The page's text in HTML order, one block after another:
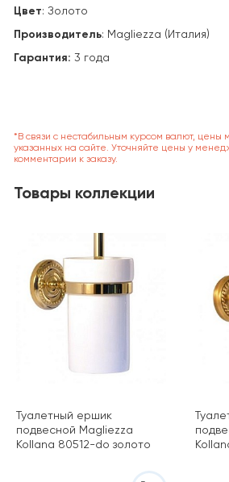
Цвет: Золото
Производитель: Magliezza (Италия)
Гарантия: 3 года
*В связи с нестабильным курсом валют, цены
указанных на сайте. Уточняйте цены у
комментарии к заказу.
Товары коллекции
Туалетный ершик
подвесной Magliezza
Kollana 80512-do золото